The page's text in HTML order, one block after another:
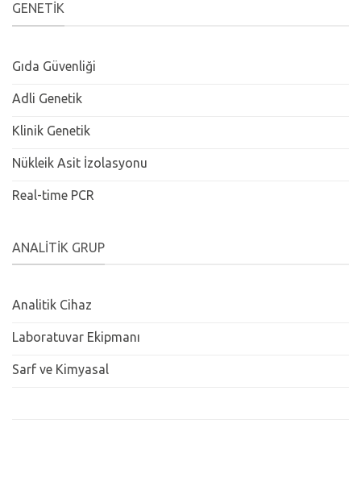
GENETIK
Gıda Güvenliği
Adli Genetik
Klinik Genetik
Nükleik Asit İzolasyonu
Real-time PCR
ANALITIK GRUP
Analitik Cihaz
Laboratuvar Ekipmanı
Sarf ve Kimyasal